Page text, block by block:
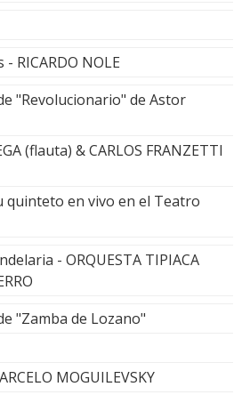
RICARDO NOLE
"Revolucionario" de Astor
(flauta) & CARLOS FRANZETTI
quinteto en vivo en el Teatro
- ORQUESTA TIPIACA
"Zamba de Lozano"
MOGUILEVSKY